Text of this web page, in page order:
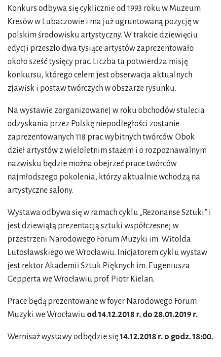
Konkurs odbywa się cyklicznie od 1993 roku w Muzeum
Kresów w Lubaczowie i ma już ugruntowaną pozycję w
polskim środowisku artystyczny. W trakcie dziewięciu
edycji przeszło dwa tysiące artystów zaprezentowało
około sześć tysięcy prac. Liczba ta potwierdza misję
konkursu, którego celem jest obserwacja aktualnych
zjawisk i postaw twórczych w obszarze rysunku.
Na wystawie zorganizowanej w roku obchodów stulecia
odzyskania przez Polskę niepodległości zostanie
zaprezentowanych 118 prac wybitnych twórców. Obok
dzieł artystów z wieloletnim stażem i o rozpoznawalnym
nazwisku będzie można obejrzeć prace twórców
najmłodszego pokolenia, którzy aktualnie wchodzą na
artystyczne salony.
Wystawa odbywa się w ramach cyklu „Rezonanse Sztuki” i
jest dziewiątą prezentacją sztuki współczesnej w
przestrzeni Narodowego Forum Muzyki im. Witolda
Lutosławskiego we Wrocławiu. Inicjatorem cyklu wystaw
jest rektor Akademii Sztuk Pięknych im. Eugeniusza
Gepperta we Wrocławiu prof. Piotr Kielan.
Prace będą prezentowane w foyer Narodowego Forum
Muzyki we Wrocławiu od 14.12.2018 r. do 28.01.2019 r.
Wernisaż wystawy odbędzie się14.12.2018 r. o godz. 18:00.